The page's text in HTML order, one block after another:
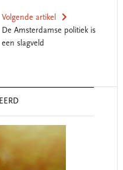
Volgende artikel
De Amsterdamse politiek is
een slagveld